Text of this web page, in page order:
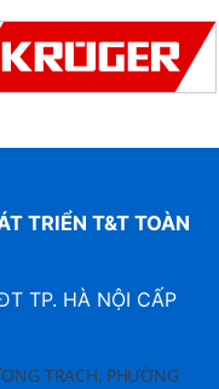
TRIỂN T&T TOÀN
TP. HÀ NỘI CẤP
TRẠCH, PHƯỜNG